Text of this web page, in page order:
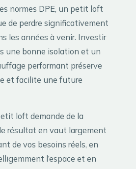
normes DPE, un petit loft
de perdre significativement
les années à venir. Investir
une bonne isolation et un
performant préserve
et facilite une future
loft demande de la
résultat en vaut largement
de vos besoins réels, en
l’espace et en